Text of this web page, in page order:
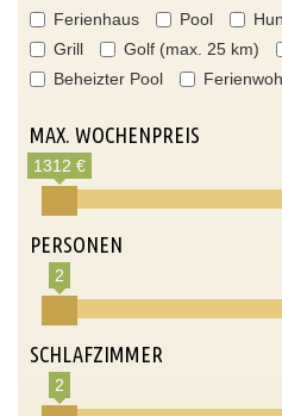
Ferienhaus Pool
Grill
Golf (max. 25 km)
Beheizter Pool
MAX. WOCHENPREIS
1312 €
PERSONEN
2
SCHLAFZIMMER
2